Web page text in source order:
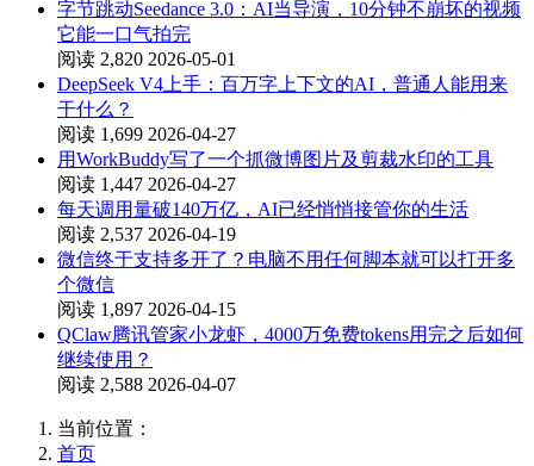
字节跳动Seedance 3.0：AI当导演，10分钟不崩坏的视频
它能一口气拍完
阅读 2,820 2026-05-01
DeepSeek V4上手：百万字上下文的AI，普通人能用来
干什么？
阅读 1,699 2026-04-27
用WorkBuddy写了一个抓微博图片及剪裁水印的工具
阅读 1,447 2026-04-27
每天调用量破140万亿，AI已经悄悄接管你的生活
阅读 2,537 2026-04-19
微信终于支持多开了？电脑不用任何脚本就可以打开多
个微信
阅读 1,897 2026-04-15
QClaw腾讯管家小龙虾，4000万免费tokens用完之后如何
继续使用？
阅读 2,588 2026-04-07
当前位置：
首页